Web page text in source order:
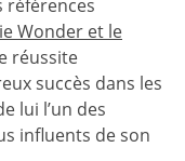
références
Wonder et le
réussite
succès dans les
lui l’un des
influents de son